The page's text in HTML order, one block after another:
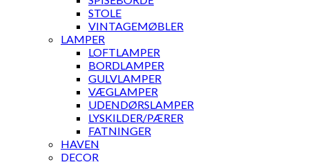
STOLE
VINTAGEMØBLER
LAMPER
LOFTLAMPER
BORDLAMPER
GULVLAMPER
VÆGLAMPER
UDENDØRSLAMPER
LYSKILDER/PÆRER
FATNINGER
HAVEN
DECOR